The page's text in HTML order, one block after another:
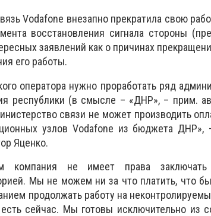
Vodafone внезапно прекратила свою
восстановления сигнала стороны
заявлений как о причинах
его работы.
оператора нужно проработать ряд
республики (в смысле – «ДНР», – прим.
связи не может производить
узлов Vodafone из бюджета
Яценко.
компания не имеет права
Мы не можем ни за что платить, что
продолжать работу на
сейчас. Мы готовы исключительно из